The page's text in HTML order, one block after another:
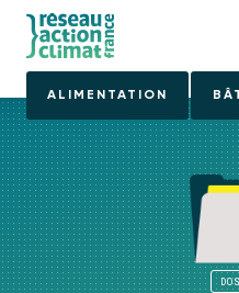
ALIMENTATION